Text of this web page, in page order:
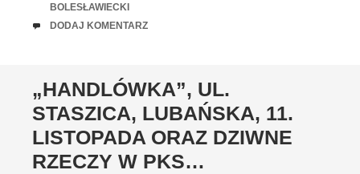
BOLESŁAWIECKI
UWAGI
DODAJ KOMENTARZ
„HANDLÓWKA”, UL.
STASZICA, LUBAŃSKA, 11.
LISTOPADA ORAZ DZIWNE
RZECZY W PKS…